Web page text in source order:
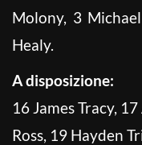
Molony, 3
Healy.
A disposizione:
16 James Tracy,
Ross, 19 Hayden